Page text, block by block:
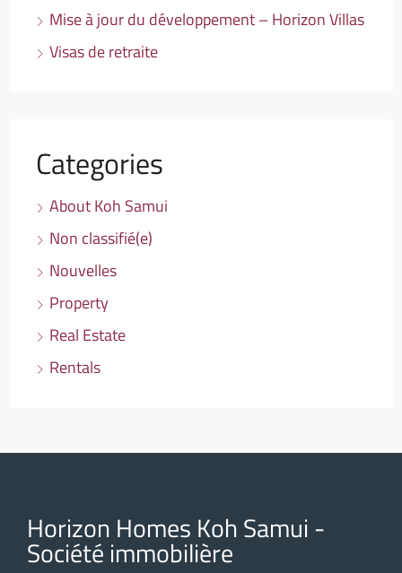
Mise à jour du développement – Horizon Villas
Visas de retraite
Categories
About Koh Samui
Non classifié(e)
Nouvelles
Property
Real Estate
Rentals
Horizon Homes Koh Samui -
Société immobilière